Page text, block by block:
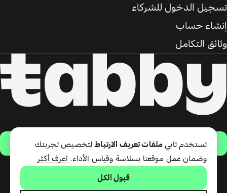
حمّل التطبيق
تقدّم شركة تابي ذ.م.م خدمة الدفع
تسجيل الدخول للشركاء
إنشاء حساب
وثائق التكامل
تستخدم تابي ملفات تعريف الارتباطلتخصيص تجربتك
وضمان عمل موقعنا بسلاسة وقياس الأداء.
اعرف أكثر
قبول الكل